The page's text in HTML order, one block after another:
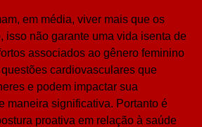
em média, viver mais que os
isso não garante uma vida isenta de
associados ao gênero feminino
cardiovasculares que
e podem impactar sua
maneira significativa. Portanto é
proativa em relação à saúde